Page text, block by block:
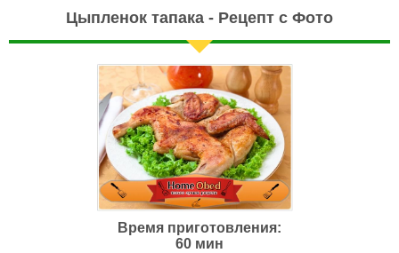
Цыпленок тапака - Рецепт с Фото
Время приготовления:
60 мин